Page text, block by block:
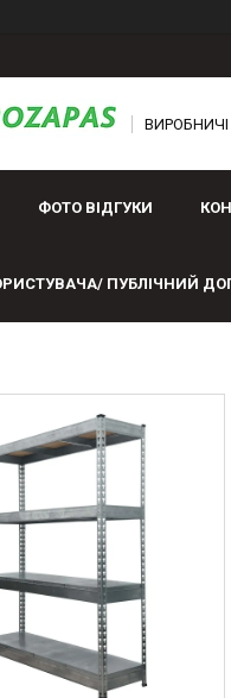
ВИРОБНИЧІ
ФОТО ВІДГУКИ
ПУБЛІЧНИЙ